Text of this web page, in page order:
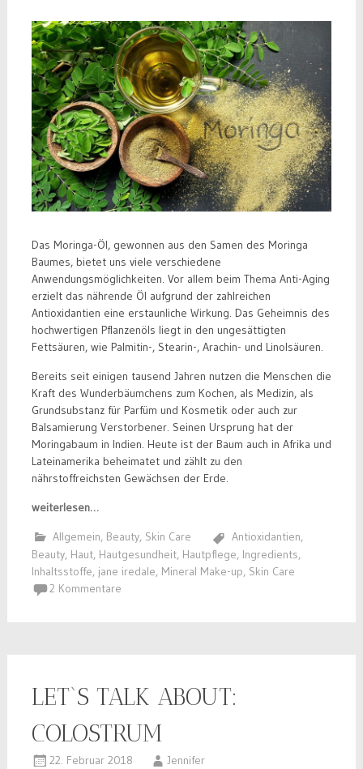
Das Moringa-Öl, gewonnen aus den Samen des Moringa
Baumes, bietet uns viele verschiedene
Anwendungsmöglichkeiten. Vor allem beim Thema Anti-Aging
erzielt das nährende Öl aufgrund der zahlreichen
Antioxidantien eine erstaunliche Wirkung. Das Geheimnis des
hochwertigen Pflanzenöls liegt in den ungesättigten
Fettsäuren, wie Palmitin-, Stearin-, Arachin- und Linolsäuren.
Bereits seit einigen tausend Jahren nutzen die Menschen die
Kraft des Wunderbäumchens zum Kochen, als Medizin, als
Grundsubstanz für Parfüm und Kosmetik oder auch zur
Balsamierung Verstorbener. Seinen Ursprung hat der
Moringabaum in Indien. Heute ist der Baum auch in Afrika und
Lateinamerika beheimatet und zählt zu den
nährstoffreichsten Gewächsen der Erde.
weiterlesen…
Allgemein, Beauty, Skin Care Antioxidantien,
Beauty, Haut, Hautgesundheit, Hautpflege, Ingredients,
Inhaltsstoffe, jane iredale, Mineral Make-up, Skin Care
2 Kommentare
LET`S TALK ABOUT:
COLOSTRUM
22. Februar 2018 Jennifer